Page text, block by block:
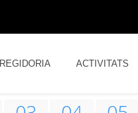
REGIDORIA ACTIVITATS